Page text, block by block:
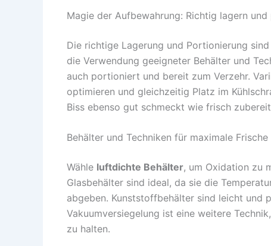
Magie der Aufbewahrung: Richtig lagern
Die richtige Lagerung und Portionierung
die Verwendung geeigneter Behälter und
auch portioniert und bereit zum Verzehr.
optimieren und gleichzeitig Platz im
Biss ebenso gut schmeckt wie frisch
Behälter und Techniken für maximale Frische
Wähle luftdichte Behälter, um Oxidation zu
Glasbehälter sind ideal, da sie die
abgeben. Kunststoffbehälter sind leicht und
Vakuumversiegelung ist eine weitere
zu halten.